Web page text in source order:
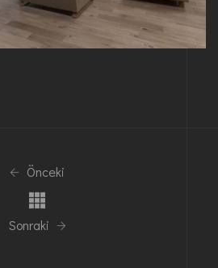
Önceki
Sonraki